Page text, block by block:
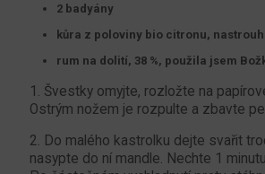
2 badyány
kůra z poloviny bio citronu,
rum na dolití, 38 %, použila jsem
1. Švestky omyjte, rozložte na
Ostrým nožem je rozpulte a zbavte
2. Do malého kastrolku dejte svařit
nasypte do ní mandle. Nechte 1